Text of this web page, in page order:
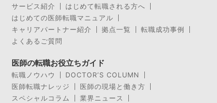
サービス紹介
はじめて転職される方へ
はじめての医師転職マニュアル
キャリアパートナー紹介
拠点一覧
転職成功事例
よくあるご質問
医師の転職お役立ちガイド
転職ノウハウ
DOCTOR’S COLUMN
医師転職ナレッジ
医師の現場と働き方
スペシャルコラム
業界ニュース